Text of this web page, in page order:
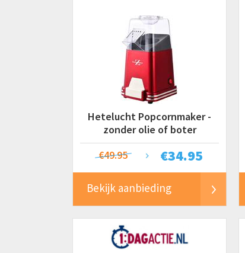
Hetelucht Popcornmaker -
zonder olie of boter
€34.95
€49.95
Bekijk aanbieding